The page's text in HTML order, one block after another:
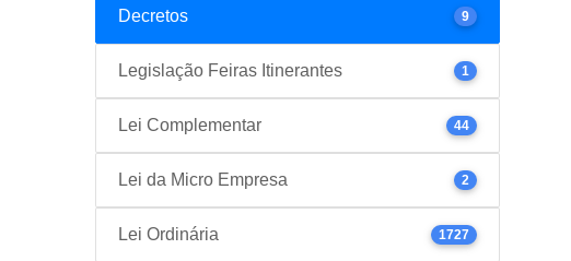
Decretos 9
Legislação Feiras Itinerantes 1
Lei Complementar 44
Lei da Micro Empresa 2
Lei Ordinária 1727